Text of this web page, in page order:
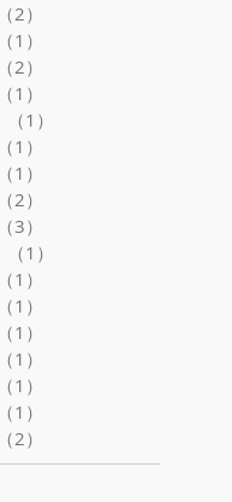
（2）
（1）
（2）
（1）
（1）
（1）
（1）
（2）
（3）
（1）
（1）
（1）
（1）
（1）
（1）
（1）
（2）